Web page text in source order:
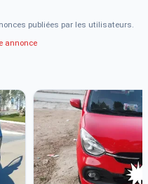
publiées par les utilisateurs.
annonce